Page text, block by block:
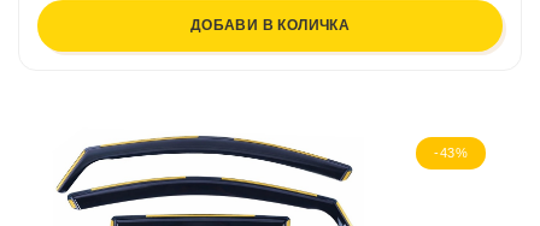
ДОБАВИ В КОЛИЧКА
-43%